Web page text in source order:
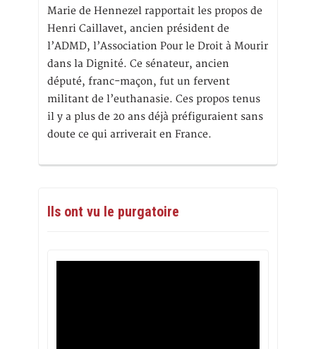
Marie de Hennezel rapportait les propos de
Henri Caillavet, ancien président de
l’ADMD, l’Association Pour le Droit à Mourir
dans la Dignité. Ce sénateur, ancien
député, franc-maçon, fut un fervent
militant de l’euthanasie. Ces propos tenus
il y a plus de 20 ans déjà préfiguraient sans
doute ce qui arriverait en France.
Ils ont vu le purgatoire